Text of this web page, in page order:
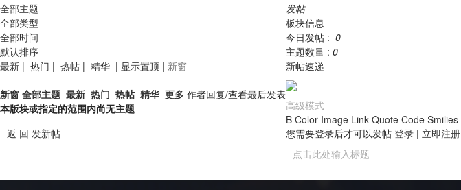
全部主题
全部类型
全部时间
默认排序
最新 | 热门 | 热帖 | 精华 | 显示置顶 | 新窗
新窗 全部主题 最新 热门 热帖 精华 更多 作者回复/查看最后发表
本版块或指定的范围内尚无主题
返 回 发新帖
发帖
板块信息
今日发帖 : 0
主题数量 : 0
新帖速递
高级模式
B Color Image Link Quote Code Smilies
您需要登录后才可以发帖 登录 | 立即注册